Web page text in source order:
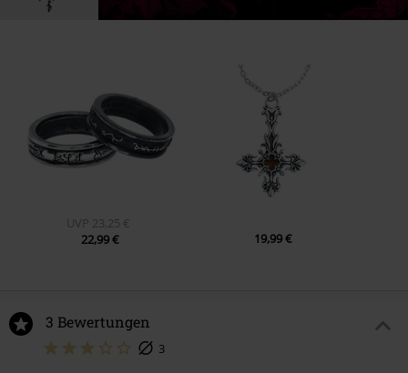
UVP 23,25 €
22,99 €
19,99 €
3 Bewertungen
3